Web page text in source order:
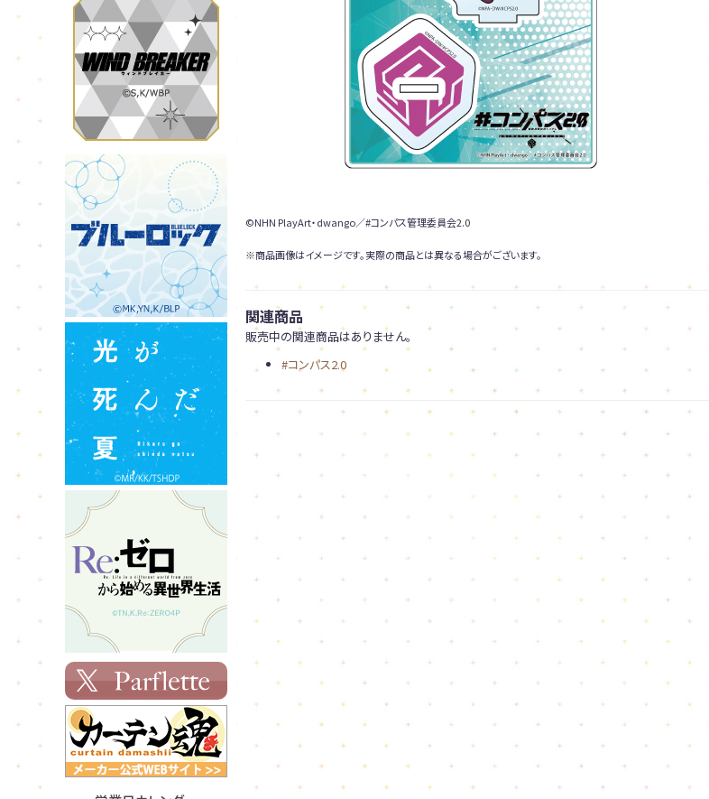
©NHN PlayArt・dwango／#コンパス管理委員会2.0
※商品画像はイメージです。実際の商品とは異なる場合がございます。
関連商品
販売中の関連商品はありません。
#コンパス2.0